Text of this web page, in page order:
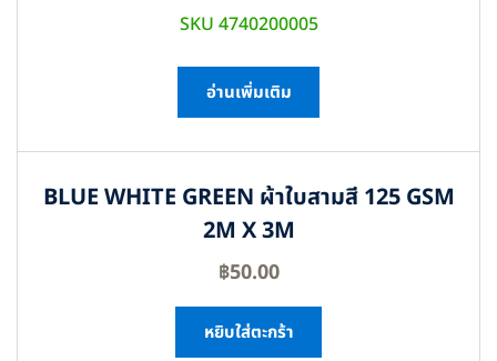
SKU 4740200005
อ่านเพิ่มเติม
BLUE WHITE GREEN ผ้าใบสามสี 125 GSM
2M X 3M
฿50.00
หยิบใส่ตะกร้า